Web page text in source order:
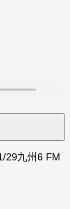
29九州6 FM